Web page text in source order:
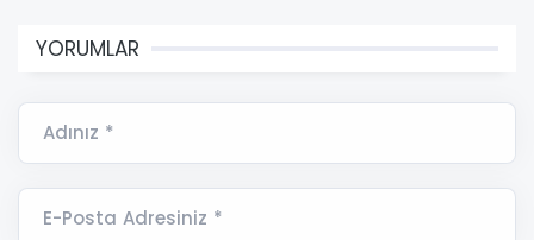
YORUMLAR
Adınız *
E-Posta Adresiniz *